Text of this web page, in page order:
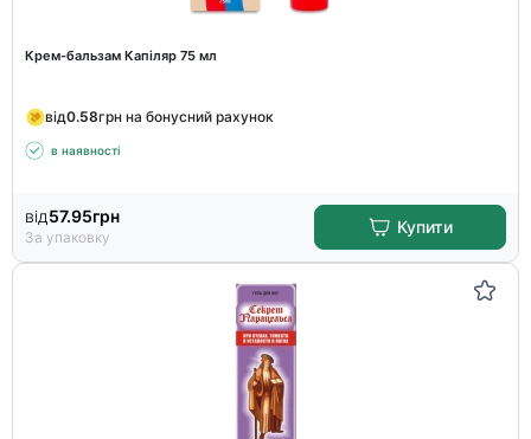
Крем-бальзам Капіляр 75 мл
від0.58грн на бонусний рахунок
в наявності
від57.95грн
За упаковку
Купити